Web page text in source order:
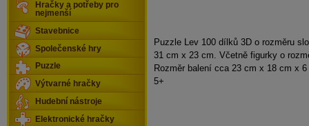
Puzzle Lev 100 dílků 3D o rozměru
31 cm x 23 cm. Včetně figurky o
Rozměr balení cca 23 cm x 18 cm x
5+
Hračky a potřeby pro
nejmenší
Stavebnice
Společenské hry
Puzzle
Výtvarné hračky
Hudební nástroje
Elektronické hračky